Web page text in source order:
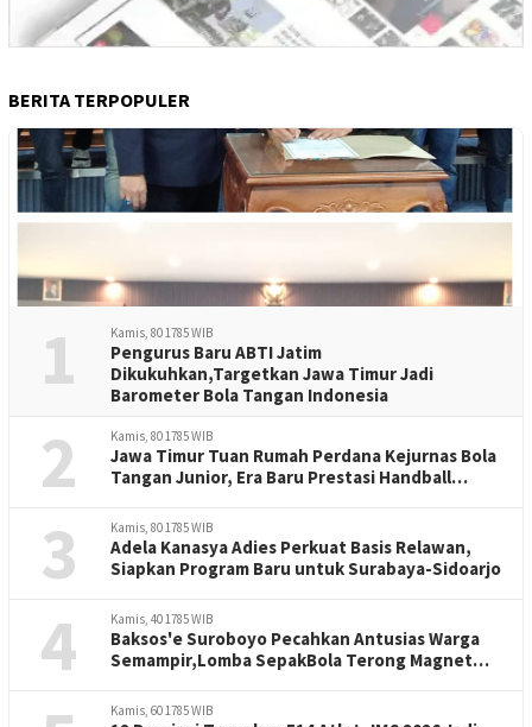
BERITA TERPOPULER
1 Kamis, 80 1785 WIB
Pengurus Baru ABTI Jatim
Dikukuhkan,Targetkan Jawa Timur Jadi
Barometer Bola Tangan Indonesia
2 Kamis, 80 1785 WIB
Jawa Timur Tuan Rumah Perdana Kejurnas Bola
Tangan Junior, Era Baru Prestasi Handball
3 Kamis, 80 1785 WIB
Adela Kanasya Adies Perkuat Basis Relawan,
Siapkan Program Baru untuk Surabaya-Sidoarjo
4 Kamis, 40 1785 WIB
Baksos'e Suroboyo Pecahkan Antusias Warga
Semampir,Lomba SepakBola Terong Magnet
Kamis, 60 1785 WIB